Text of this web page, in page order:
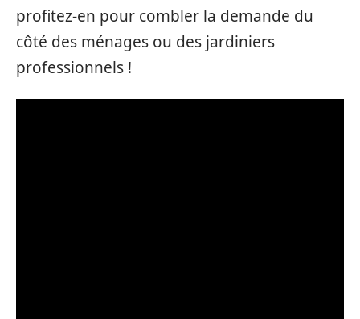
profitez-en pour combler la demande du
côté des ménages ou des jardiniers
professionnels !